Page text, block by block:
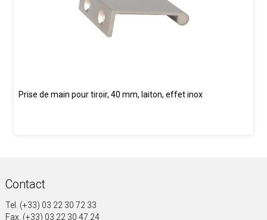
Prise de main pour tiroir, 40 mm, laiton, effet inox
Contact
Tel. (+33) 03 22 30 72 33
Fax. (+33) 03 22 30 47 24